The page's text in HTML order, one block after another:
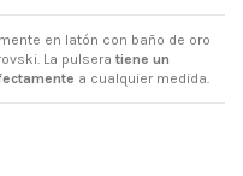
en latón con baño de oro
La pulsera tiene un
a cualquier medida.